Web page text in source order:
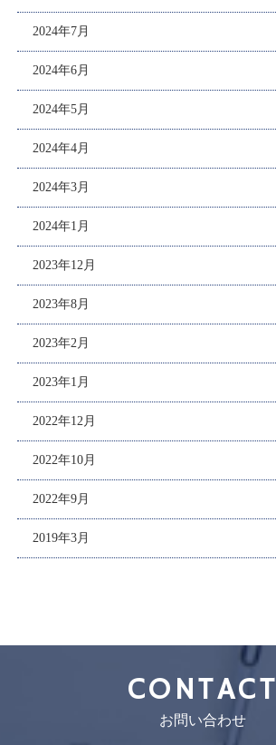
2024年7月
2024年6月
2024年5月
2024年4月
2024年3月
2024年1月
2023年12月
2023年8月
2023年2月
2023年1月
2022年12月
2022年10月
2022年9月
2019年3月
CONTACT
お問い合わせ